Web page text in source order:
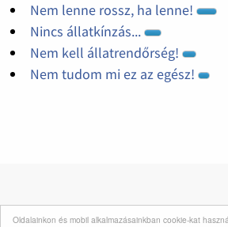
Oldalainkon és mobil alkalmazásainkban cookie-kat
Nem lenne rossz, ha lenne!
Nincs állatkínzás...
Nem kell állatrendőrség!
Nem tudom mi ez az egész!
INFORMÁCIÓK